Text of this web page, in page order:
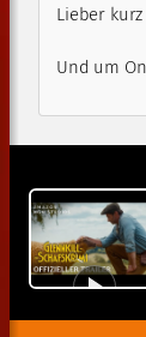
Lieber
Und um